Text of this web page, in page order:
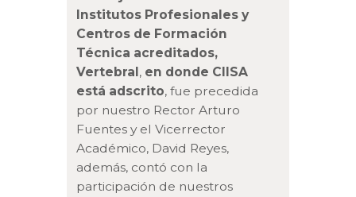
Institutos Profesionales y
Centros de Formación
Técnica acreditados,
Vertebral , en donde CIISA
está adscrito, fue precedida
por nuestro Rector Arturo
Fuentes y el Vicerrector
Académico, David Reyes,
además, contó con la
participación de nuestros